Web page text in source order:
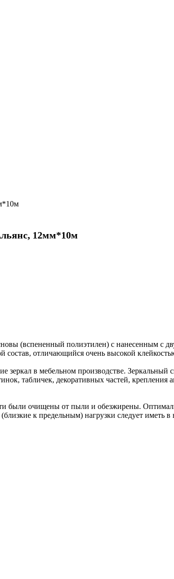
12мм*10м
(вспененный полиэтилен) с нанесенным с
отличающийся очень высокой
зеркал в мебельном производстве.
табличек, декоративных частей, крепления
были очищены от пыли и обезжирены.
к предельным) нагрузки следует иметь